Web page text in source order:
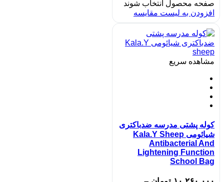
صفحه محصول انتخاب شوند
افزودن به لیست مقایسه
مشاهده سریع
کوله پشتی مدرسه ضدباکتری
شیائومی Kala.Y Sheep
Antibacterial And
Lightening Function
School Bag